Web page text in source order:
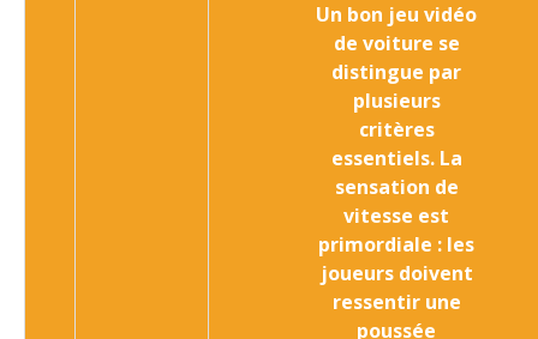
Un bon jeu vidéo
de voiture se
distingue par
plusieurs
critères
essentiels. La
sensation de
vitesse est
primordiale : les
joueurs doivent
ressentir une
poussée